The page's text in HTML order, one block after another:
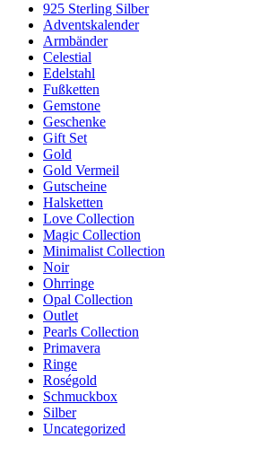
925 Sterling Silber
Adventskalender
Armbänder
Celestial
Edelstahl
Fußketten
Gemstone
Geschenke
Gift Set
Gold
Gold Vermeil
Gutscheine
Halsketten
Love Collection
Magic Collection
Minimalist Collection
Noir
Ohrringe
Opal Collection
Outlet
Pearls Collection
Primavera
Ringe
Roségold
Schmuckbox
Silber
Uncategorized